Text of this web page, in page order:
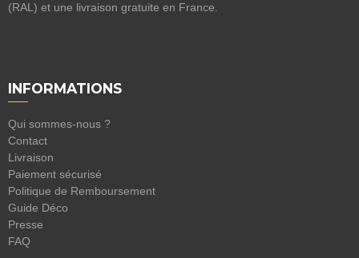
(RAL) et une livraison gratuite en France.
INFORMATIONS
Qui sommes-nous ?
Contact
Livraison
Paiement sécurisé
Politique de Remboursement
Guide Déco
Presse
FAQ